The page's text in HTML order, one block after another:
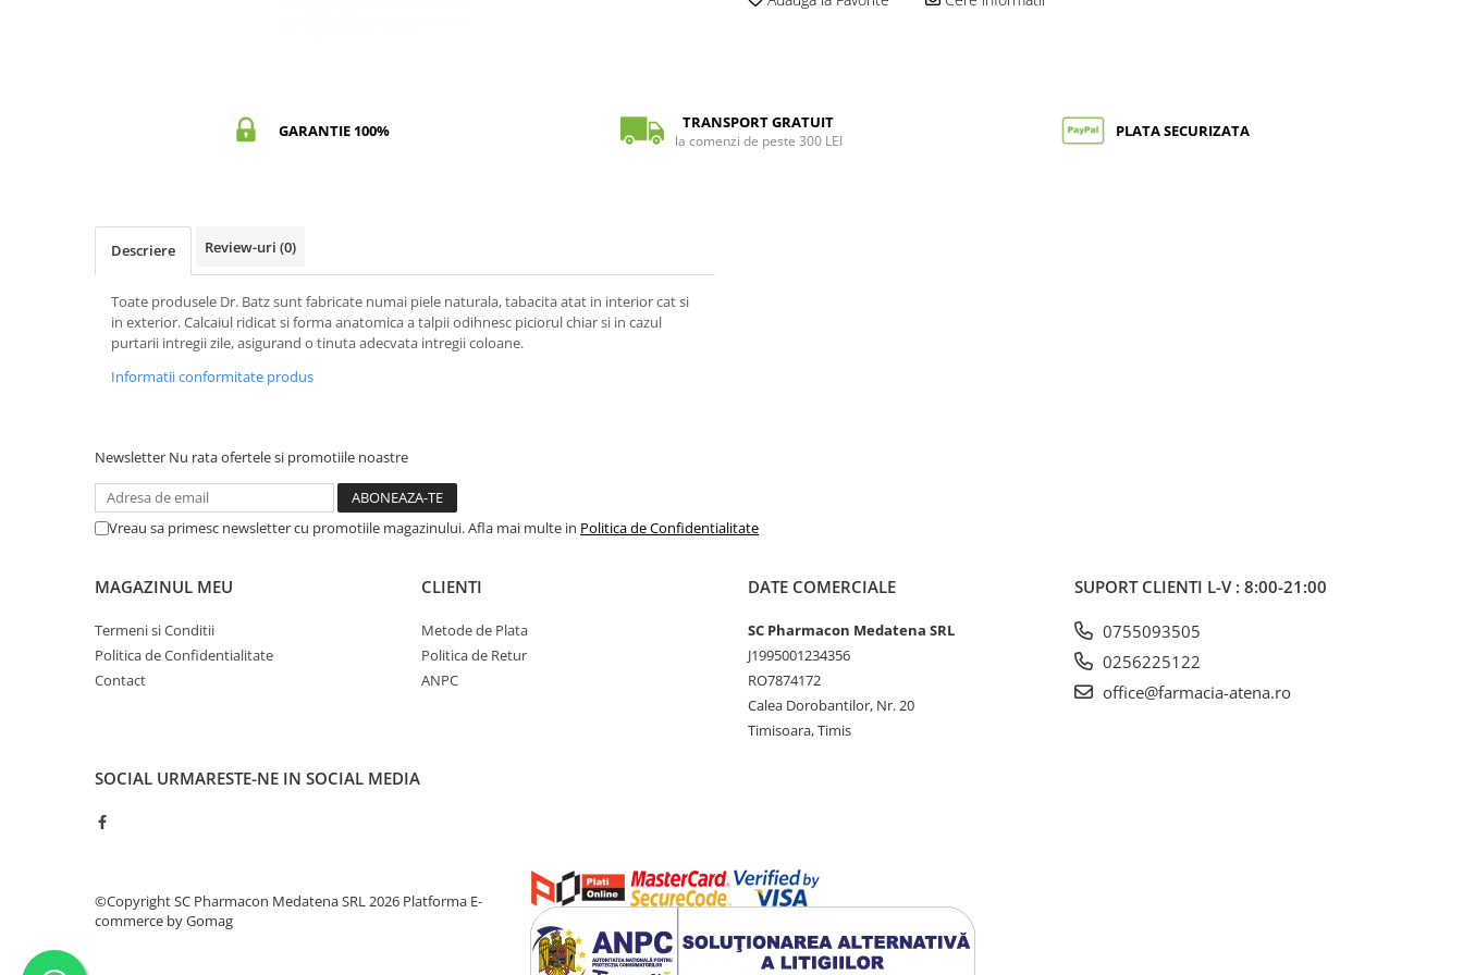
GARANTIE 100% TRANSPORT GRATUIT
la comenzi de peste 300 LEI PLATA SECURIZATA
Descriere Review-uri (0)
Toate produsele Dr. Batz sunt fabricate numai piele naturala, tabacita atat in interior cat si
in exterior. Calcaiul ridicat si forma anatomica a talpii odihnesc piciorul chiar si in cazul
purtarii intregii zile, asigurand o tinuta adecvata intregii coloane.
Informatii conformitate produs
Newsletter Nu rata ofertele si promotiile noastre
Vreau sa primesc newsletter cu promotiile magazinului. Afla mai multe in Politica de Confidentialitate
MAGAZINUL MEU
Termeni si Conditii
Politica de Confidentialitate
Contact
CLIENTI
Metode de Plata
Politica de Retur
ANPC
DATE COMERCIALE
SC Pharmacon Medatena SRL
J1995001234356
RO7874172
Calea Dorobantilor, Nr. 20
Timisoara, Timis
SUPORT CLIENTI L-V : 8:00-21:00
0755093505
0256225122
office@farmacia-atena.ro
SOCIAL URMARESTE-NE IN SOCIAL MEDIA
©Copyright SC Pharmacon Medatena SRL 2026 Platforma E-
commerce by Gomag